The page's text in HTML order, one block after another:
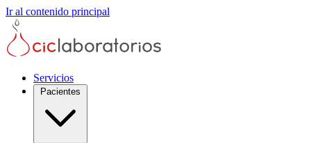
Ir al contenido principal
Servicios